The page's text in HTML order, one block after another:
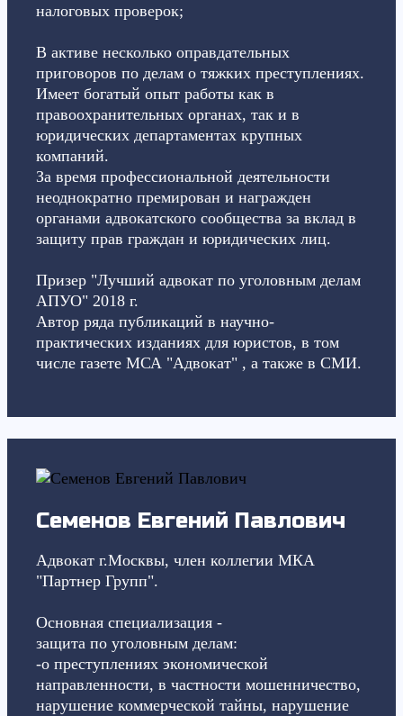
налоговых проверок;
В активе несколько оправдательных
приговоров по делам о тяжких преступлениях.
Имеет богатый опыт работы как в
правоохранительных органах, так и в
юридических департаментах крупных
компаний.
За время профессиональной деятельности
неоднократно премирован и награжден
органами адвокатского сообщества за вклад в
защиту прав граждан и юридических лиц.
Призер "Лучший адвокат по уголовным делам
АПУО" 2018 г.
Автор ряда публикаций в научно-
практических изданиях для юристов, в том
числе газете МСА "Адвокат" , а также в СМИ.
Семенов Евгений Павлович
Адвокат г.Москвы, член коллегии МКА
"Партнер Групп".
Основная специализация -
защита по уголовным делам:
-о преступлениях экономической
направленности, в частности мошенничество,
нарушение коммерческой тайны, нарушение